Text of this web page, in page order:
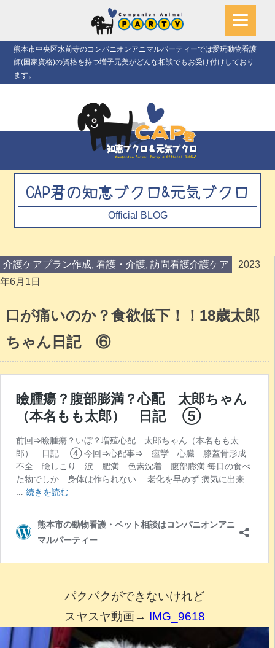
熊本市中央区水前寺のコンパニオンアニマルパーティーでは愛玩動物看護
師(国家資格)の資格を持つ増子元美がどんな相談でもお受け付けしており
ます。
CAP君の知恵ブクロ&元気ブクロ
Official BLOG
介護ケアプラン作成, 看護・介護, 訪問看護介護ケア
2023
年6月1日
口が痛いのか？食欲低下！！18歳太郎
ちゃん日記 ⑥
パクパクができないけれど
スヤスヤ動画→ IMG_9618